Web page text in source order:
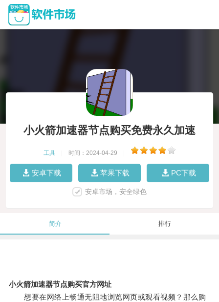
小火箭加速器节点购买免费永久加速
工具 时间：2024-04-29
安卓下载 苹果下载 PC下载
安卓市场，安全绿色
简介 排行
小火箭加速器节点购买官方网址
想要在网络上畅通无阻地浏览网页或观看视频？那么购